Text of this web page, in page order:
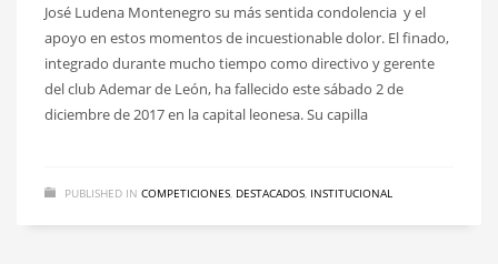
José Ludena Montenegro su más sentida condolencia y el
apoyo en estos momentos de incuestionable dolor. El finado,
integrado durante mucho tiempo como directivo y gerente
del club Ademar de León, ha fallecido este sábado 2 de
diciembre de 2017 en la capital leonesa. Su capilla
PUBLISHED IN COMPETICIONES DESTACADOS INSTITUCIONAL